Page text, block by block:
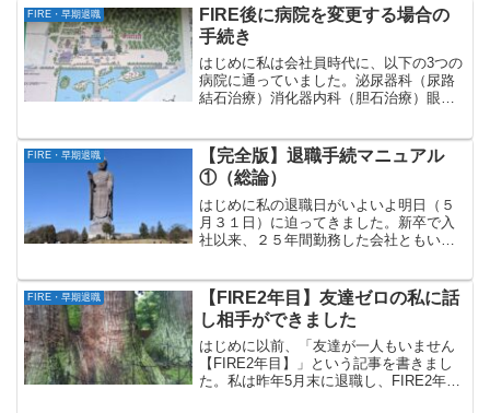
FIRE・早期退職
FIRE後に病院を変更する場合の
手続き
はじめに私は会社員時代に、以下の3つの
病院に通っていました。泌尿器科（尿路
結石治療）消化器内科（胆石治療）眼科
す。昨年5月末に会社を退職した後も、定
期的に自宅から電車で通院...
FIRE・早期退職
【完全版】退職手続マニュアル
①（総論）
はじめに私の退職日がいよいよ明日（５
月３１日）に迫ってきました。新卒で入
社以来、２５年間勤務した会社ともいよ
ます。安定収入がなくなってからがFIRE
生活の本番です。さし...
FIRE・早期退職
【FIRE2年目】友達ゼロの私に話
し相手ができました
はじめに以前、「友達が一人もいません
【FIRE2年目】」という記事を書きまし
た。私は昨年5月末に退職し、FIRE2年目